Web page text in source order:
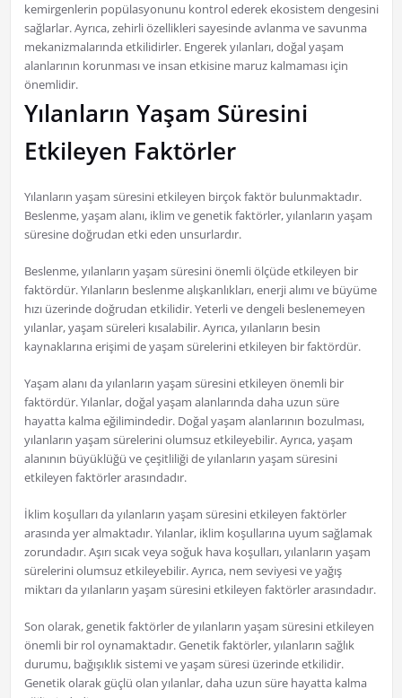
kemirgenlerin popülasyonunu kontrol ederek ekosistem dengesini
sağlarlar. Ayrıca, zehirli özellikleri sayesinde avlanma ve savunma
mekanizmalarında etkilidirler. Engerek yılanları, doğal yaşam
alanlarının korunması ve insan etkisine maruz kalmaması için
önemlidir.
Yılanların Yaşam Süresini
Etkileyen Faktörler
Yılanların yaşam süresini etkileyen birçok faktör bulunmaktadır.
Beslenme, yaşam alanı, iklim ve genetik faktörler, yılanların yaşam
süresine doğrudan etki eden unsurlardır.
Beslenme, yılanların yaşam süresini önemli ölçüde etkileyen bir
faktördür. Yılanların beslenme alışkanlıkları, enerji alımı ve büyüme
hızı üzerinde doğrudan etkilidir. Yeterli ve dengeli beslenemeyen
yılanlar, yaşam süreleri kısalabilir. Ayrıca, yılanların besin
kaynaklarına erişimi de yaşam sürelerini etkileyen bir faktördür.
Yaşam alanı da yılanların yaşam süresini etkileyen önemli bir
faktördür. Yılanlar, doğal yaşam alanlarında daha uzun süre
hayatta kalma eğilimindedir. Doğal yaşam alanlarının bozulması,
yılanların yaşam sürelerini olumsuz etkileyebilir. Ayrıca, yaşam
alanının büyüklüğü ve çeşitliliği de yılanların yaşam süresini
etkileyen faktörler arasındadır.
İklim koşulları da yılanların yaşam süresini etkileyen faktörler
arasında yer almaktadır. Yılanlar, iklim koşullarına uyum sağlamak
zorundadır. Aşırı sıcak veya soğuk hava koşulları, yılanların yaşam
sürelerini olumsuz etkileyebilir. Ayrıca, nem seviyesi ve yağış
miktarı da yılanların yaşam süresini etkileyen faktörler arasındadır.
Son olarak, genetik faktörler de yılanların yaşam süresini etkileyen
önemli bir rol oynamaktadır. Genetik faktörler, yılanların sağlık
durumu, bağışıklık sistemi ve yaşam süresi üzerinde etkilidir.
Genetik olarak güçlü olan yılanlar, daha uzun süre hayatta kalma